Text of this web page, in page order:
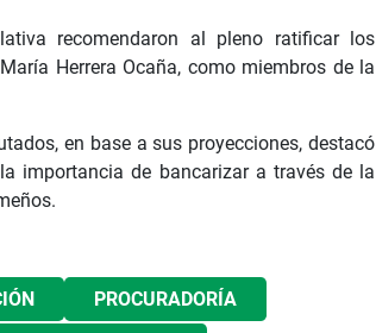
recomendaron al pleno ratificar los
Herrera Ocaña, como miembros de la
en base a sus proyecciones, destacó
importancia de bancarizar a través de la
PROCURADORÍA